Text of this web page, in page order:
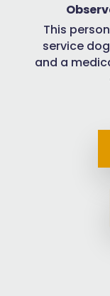
This
service
and a